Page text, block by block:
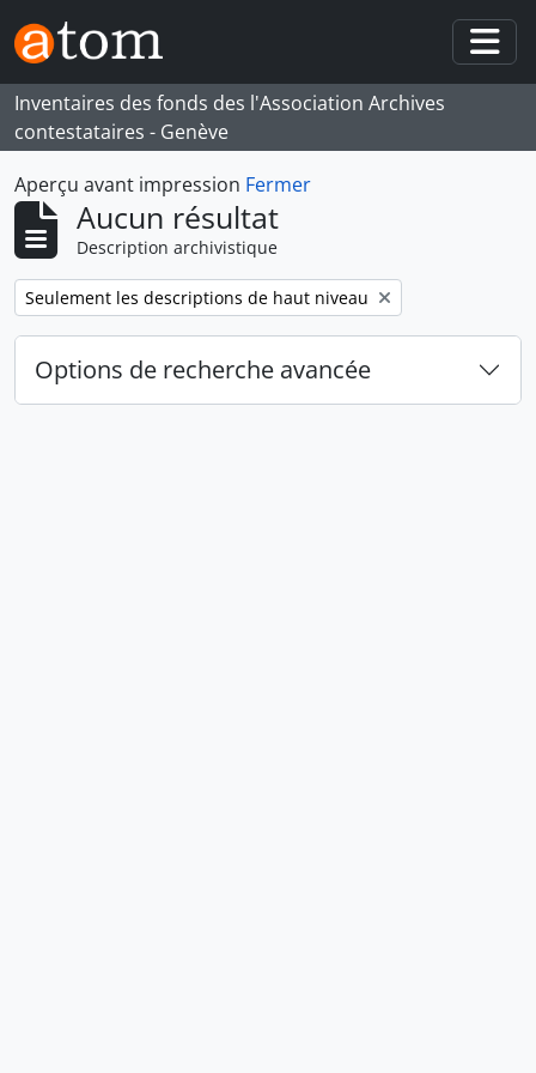
Skip to main content
Inventaires des fonds des l'Association Archives
contestataires - Genève
Aperçu avant impression Fermer
Aucun résultat
Description archivistique
Remove filter:
Seulement les descriptions de haut niveau
Options de recherche avancée